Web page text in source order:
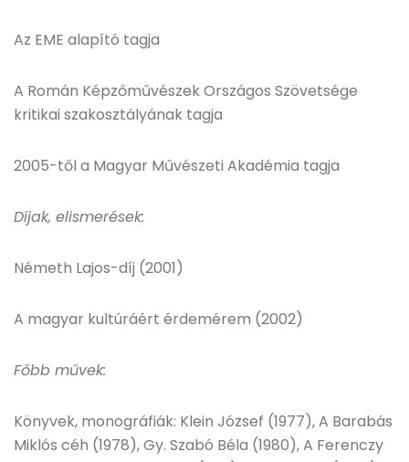
Az EME alapító tagja
A Román Képzőművészek Országos Szövetsége
kritikai szakosztályának tagja
2005-től a Magyar Művészeti Akadémia tagja
Díjak, elismerések:
Németh Lajos-díj (2001)
A magyar kultúráért érdemérem (2002)
Főbb művek:
Könyvek, monográfiák: Klein József (1977), A Barabás
Miklós céh (1978), Gy. Szabó Béla (1980), A Ferenczy